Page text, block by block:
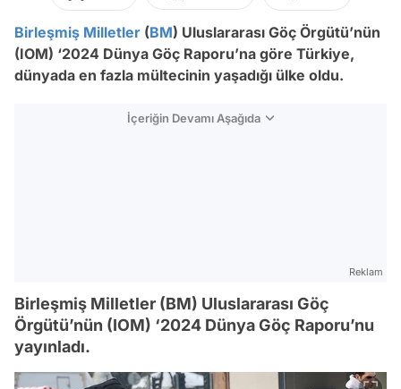
Birleşmiş Milletler (BM) Uluslararası Göç Örgütü’nün
(IOM) ‘2024 Dünya Göç Raporu’na göre Türkiye,
dünyada en fazla mültecinin yaşadığı ülke oldu.
İçeriğin Devamı Aşağıda
Reklam
Birleşmiş Milletler (BM) Uluslararası Göç
Örgütü’nün (IOM) ‘2024 Dünya Göç Raporu’nu
yayınladı.